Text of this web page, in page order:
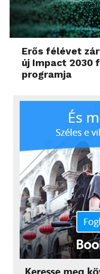
Erős félévet
új Impact 2030
programja